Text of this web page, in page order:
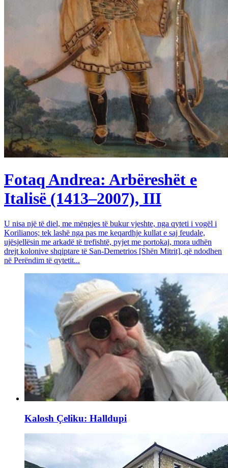
Fotaq Andrea: Arbëreshët e
Italisë (1413–2007), III
U nisa një të diel, me mëngjes të bukur vjeshte, nga qyteti i vogël i
Korilianos; tek lashë nga pas me keqardhje kullat e saj feudale,
ujësjellësin me arkadë të trefishtë, pyjet me portokaj, mora udhën
drejt kolonive shqiptare të San-Demetrios [Shën Mitrit], që ndodhen
në Perëndim të qytetit...
Kalosh Çeliku: Halldupi